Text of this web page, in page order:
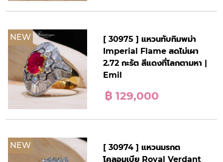
NEW
[ 30975 ] แหวนทับทิมพม่า
Imperial Flame สดไม่เผา
2.72 กะรัต สีแดงที่โลกตามหา |
Emil
฿ 129,000
NEW
[ 30974 ] แหวนมรกต
โคลอมเบีย Royal Verdant